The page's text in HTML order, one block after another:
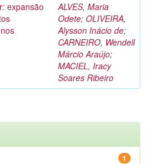
expansão
ALVES, Maria
Odete; OLIVEIRA,
Alysson Inácio de;
CARNEIRO, Wendell
Márcio Araújo;
MACIEL, Iracy
Soares Ribeiro
1